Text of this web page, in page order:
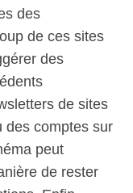
des
de ces sites
des
de sites
des comptes sur
peut
de rester